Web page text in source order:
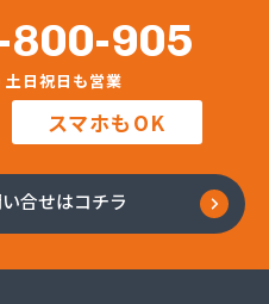
905
土日祝日も営業
スマホもOK
合せはコチラ